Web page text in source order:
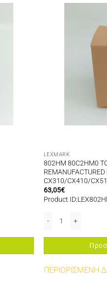
LEXMARK
802HM 80C2HM0
CX310/CX410/
63,05€
Product
ΠΕΡΙΟΡΙΣΜΕΝΗ